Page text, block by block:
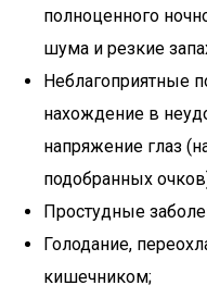
полноценного
шума и резкие
Неблагоприятные
нахождение в
напряжение глаз
подобранных
Простудные
Голодание,
кишечником;